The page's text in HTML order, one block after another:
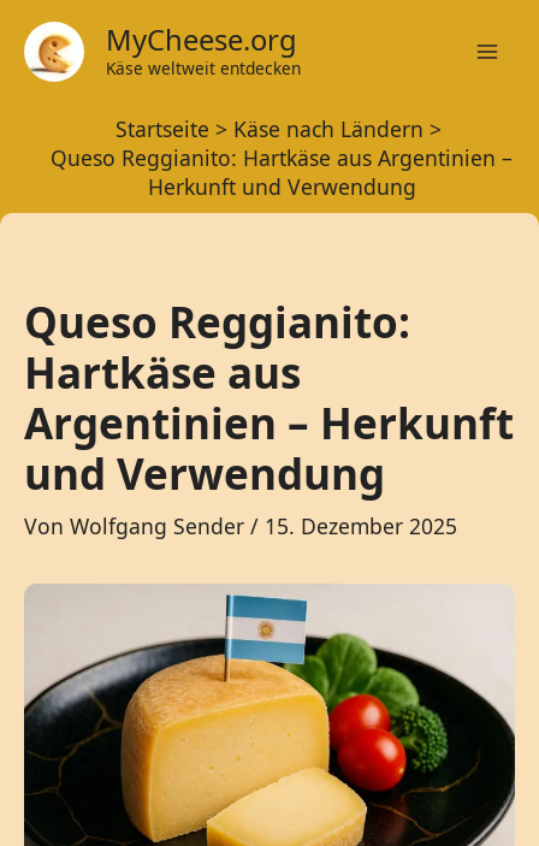
Inhalt
springen
MyCheese.org
Käse weltweit entdecken
Startseite
Käse nach Ländern
Queso Reggianito: Hartkäse aus Argentinien –
Herkunft und Verwendung
Queso Reggianito:
Hartkäse aus
Argentinien – Herkunft
und Verwendung
Von Wolfgang Sender / 15. Dezember 2025